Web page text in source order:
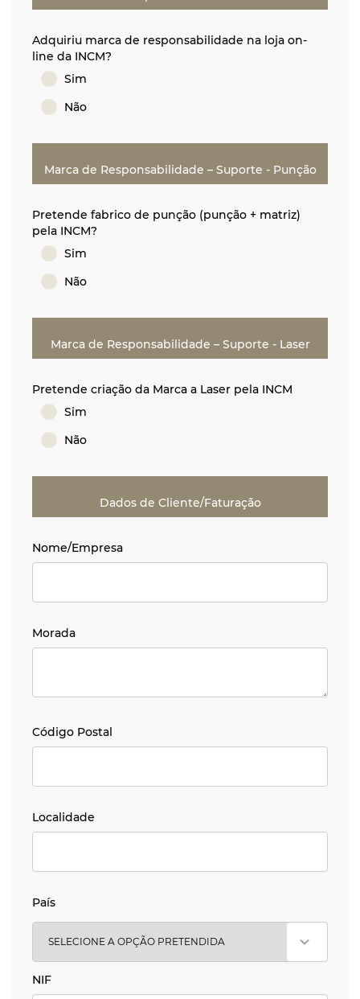
Adquiriu marca de responsabilidade na loja on-
line da INCM?
Sim
Não
Marca de Responsabilidade – Suporte - Punção
Pretende fabrico de punção (punção + matriz)
pela INCM?
Sim
Não
Marca de Responsabilidade – Suporte - Laser
Pretende criação da Marca a Laser pela INCM
Sim
Não
Dados de Cliente/Faturação
Nome/Empresa
Nome/Empresa
Morada
Morada
Código Postal
Código Postal
Localidade
Localidade
País
País
NIF
NIF